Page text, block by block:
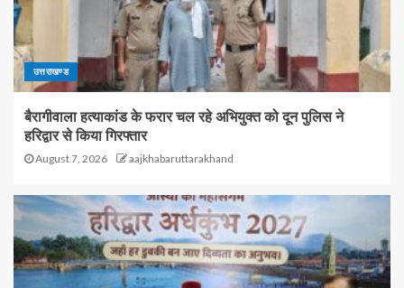
उत्तराखण्ड
बैरागीवाला हत्याकांड के फरार चल रहे अभियुक्त को दून पुलिस ने
हरिद्वार से किया गिरफ्तार
August 7, 2026 aajkhabaruttarakhand